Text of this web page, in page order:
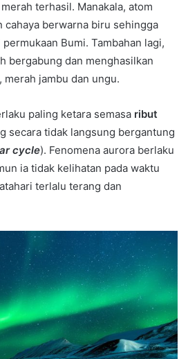
terhasil. Manakala, atom
cahaya berwarna biru sehingga
Bumi. Tambahan lagi,
bergabung dan menghasilkan
jambu dan ungu.
paling ketara semasa ribut
secara tidak langsung bergantung
cycle). Fenomena aurora berlaku
ia tidak kelihatan pada waktu
terlalu terang dan